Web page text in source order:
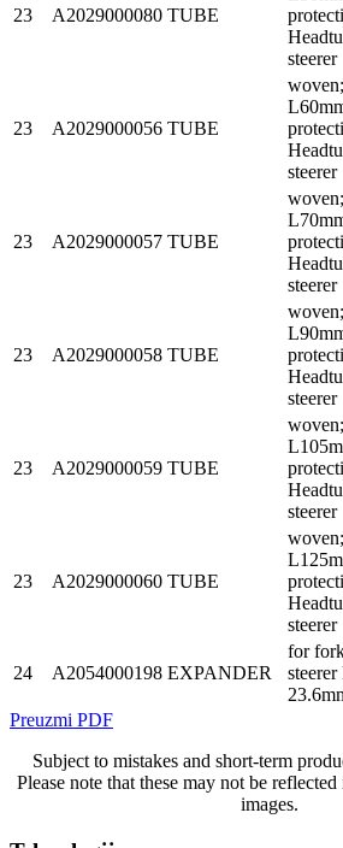
23 A2029000080 TUBE
steerer
23 A2029000056 TUBE
woven;
steerer
23 A2029000057 TUBE
woven;
steerer
23 A2029000058 TUBE
woven;
steerer
23 A2029000059 TUBE
woven;
steerer
23 A2029000060 TUBE
woven;
steerer
24 A2054000198 EXPANDER
for
Preuzmi PDF
Subject to mistakes and short-term
Please note that these may not be
images.